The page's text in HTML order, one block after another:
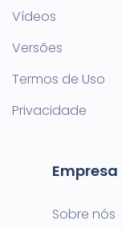
Vídeos
Versões
Termos de Uso
Privacidade
Empresa
Sobre nós